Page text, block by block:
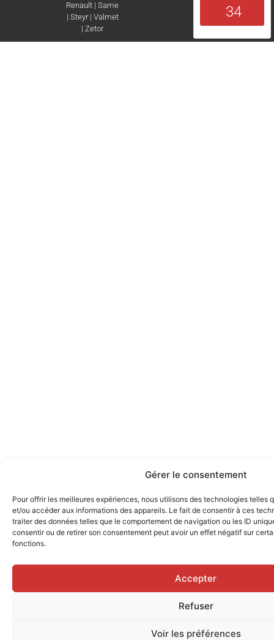
Gérer le consentement
Pour offrir les meilleures expériences, nous utilisons des technologies telles
et/ou accéder aux informations des appareils. Le fait de consentir à ces
traiter des données telles que le comportement de navigation ou les ID
consentir ou de retirer son consentement peut avoir un effet négatif sur
fonctions.
Accepter
Refuser
Voir les préférences
Renault |Same
| Steyr| Valmet
|Zetor
34